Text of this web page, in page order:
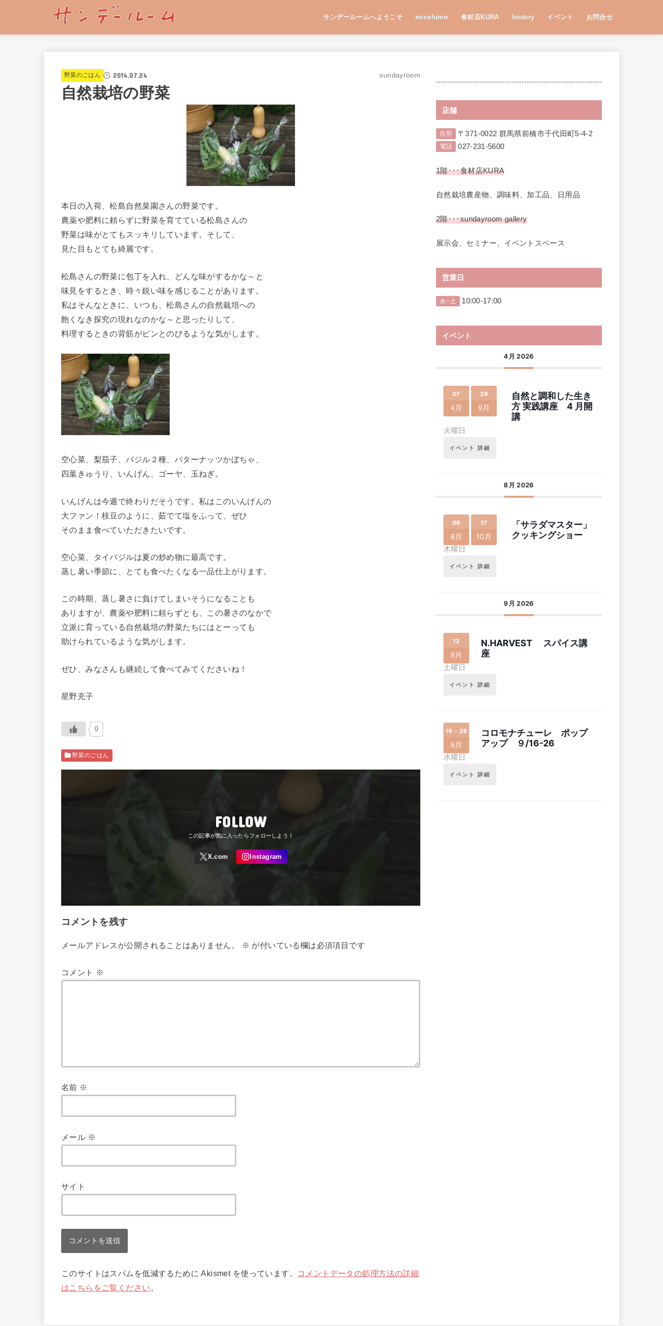
サンデールームへようこそ micolumn 食材店KURA history イベント お問合せ
野菜のごはん 2014.07.24 sundayroom
自然栽培の野菜
本日の入荷、松島自然菜園さんの野菜です。
農薬や肥料に頼らずに野菜を育てている松島さんの
野菜は味がとてもスッキリしています。そして、
見た目もとても綺麗です。
松島さんの野菜に包丁を入れ、どんな味がするかな～と
味見をするとき、時々鋭い味を感じることがあります。
私はそんなときに、いつも、松島さんの自然栽培への
飽くなき探究の現れなのかな～と思ったりして、
料理するときの背筋がピンとのびるような気がします。
空心菜、梨茄子、バジル２種、バターナッツかぼちゃ、
四葉きゅうり、いんげん、ゴーヤ、玉ねぎ。
いんげんは今週で終わりだそうです。私はこのいんげんの
大ファン！枝豆のように、茹でて塩をふって、ぜひ
そのまま食べていただきたいです。
空心菜、タイバジルは夏の炒め物に最高です。
蒸し暑い季節に、とても食べたくなる一品仕上がります。
この時期、蒸し暑さに負けてしまいそうになることも
ありますが、農薬や肥料に頼らずとも、この暑さのなかで
立派に育っている自然栽培の野菜たちにはとーっても
助けられているような気がします。
ぜひ、みなさんも継続して食べてみてくださいね！
星野充子
0
野菜のごはん
FOLLOW
コメントを残す
メールアドレスが公開されることはありません。 ※ が付いている欄は必須項目です
コメント ※
名前 ※
メール ※
サイト
このサイトはスパムを低減するために Akismet を使っています。
コメントデータの処理方法の詳細
はこちらをご覧ください
店舗
住所 〒371-0022 群馬県前橋市千代田町5-4-2
電話 027-231-5600
1階･･･食材店KURA
自然栽培農産物、調味料、加工品、日用品
2階･･･sundayroom gallery
展示会、セミナー、イベントスペース
営業日
水~土 10:00-17:00
イベント
4月 2026
07
4月
29
9月
自然と調和した生き
方 実践講座 4 月開
講
火曜日
イベント 詳細
8月 2026
06
8月
17
10月
「サラダマスター」
クッキングショー
木曜日
イベント 詳細
9月 2026
12
9月
N.HARVEST スパイス講
座
土曜日
イベント 詳細
16 - 26
9月
コロモナチューレ ポップ
アップ ９/16-26
水曜日
イベント 詳細